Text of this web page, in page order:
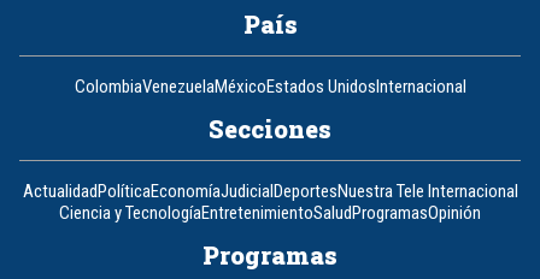
País
ColombiaVenezuelaMéxicoEstados UnidosInternacional
Secciones
ActualidadPolíticaEconomíaJudicialDeportesNuestra Tele Internacional
Ciencia y TecnologíaEntretenimientoSaludProgramasOpinión
Programas